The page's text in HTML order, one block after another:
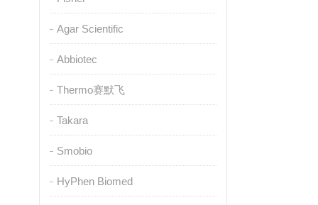
Agar Scientific
Abbiotec
Thermo赛默飞
Takara
Smobio
HyPhen Biomed